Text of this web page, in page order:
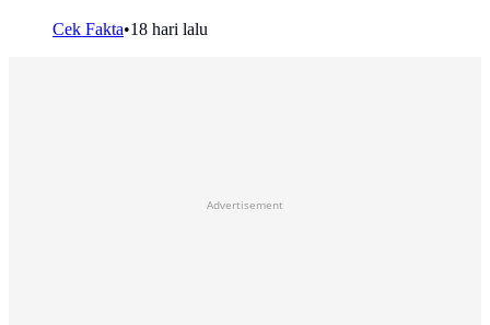
Cek Fakta•18 hari lalu
Advertisement